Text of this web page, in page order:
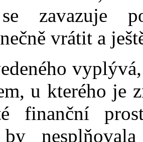
zavazuje
vrátit a
u kterého je
finanční